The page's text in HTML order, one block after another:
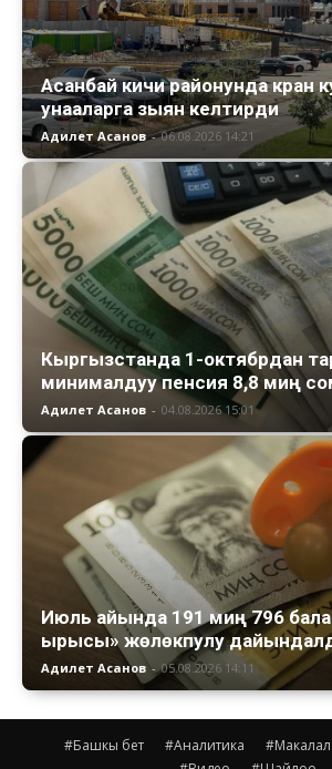
Асанбай кичи районунда кран
унааларга зыян келтирди
Адилет Асанов - 06.08.2026 14:21
Кыргызстанда 1-октябрдан
минималдуу пенсия 8,8 миң
Адилет Асанов - 04.08.2026 15:01
Июль айында 191 миң 796
ырысы» жөлөкпулу
Адилет Асанов - 05.08.2026 14:11
#Башкы бет #Аналитика